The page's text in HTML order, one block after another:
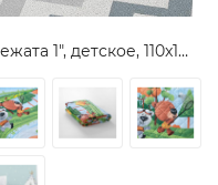
Покрывало Текс-Дизайн "Медвежата 1", детское, 110x140, поплин, стеганое (П1114661701)